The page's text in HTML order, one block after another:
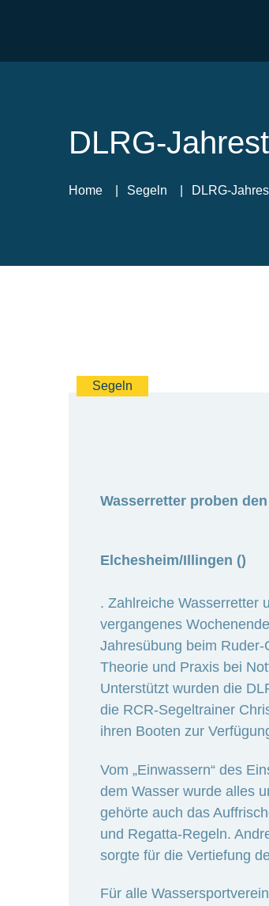
DLRG-
Home Segeln DLRG-
Segeln
Wasserretter proben
Elchesheim/Illingen ()
. Zahlreiche Wasserretter
vergangenes
Jahresübung beim
Theorie und Praxis bei
Unterstützt wurden die
die RCR-Segeltrainer
ihren Booten zur
Vom „Einwassern“ des
dem Wasser wurde alles
gehörte auch das
und Regatta-Regeln.
sorgte für die Vertiefung
Für alle